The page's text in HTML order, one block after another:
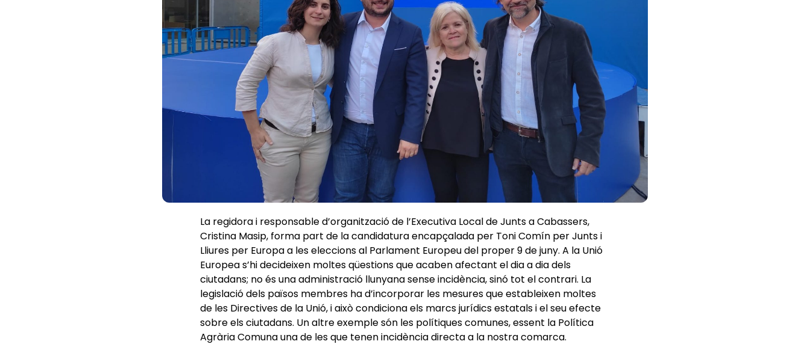
La regidora i responsable d’organització de l’Executiva Local de Junts a Cabassers,
Cristina Masip, forma part de la candidatura encapçalada per Toni Comín per Junts i
Lliures per Europa a les eleccions al Parlament Europeu del proper 9 de juny. A la Unió
Europea s’hi decideixen moltes qüestions que acaben afectant el dia a dia dels
ciutadans; no és una administració llunyana sense incidència, sinó tot el contrari. La
legislació dels països membres ha d’incorporar les mesures que estableixen moltes
de les Directives de la Unió, i això condiciona els marcs jurídics estatals i el seu efecte
sobre els ciutadans. Un altre exemple són les polítiques comunes, essent la Política
Agrària Comuna una de les que tenen incidència directa a la nostra comarca.